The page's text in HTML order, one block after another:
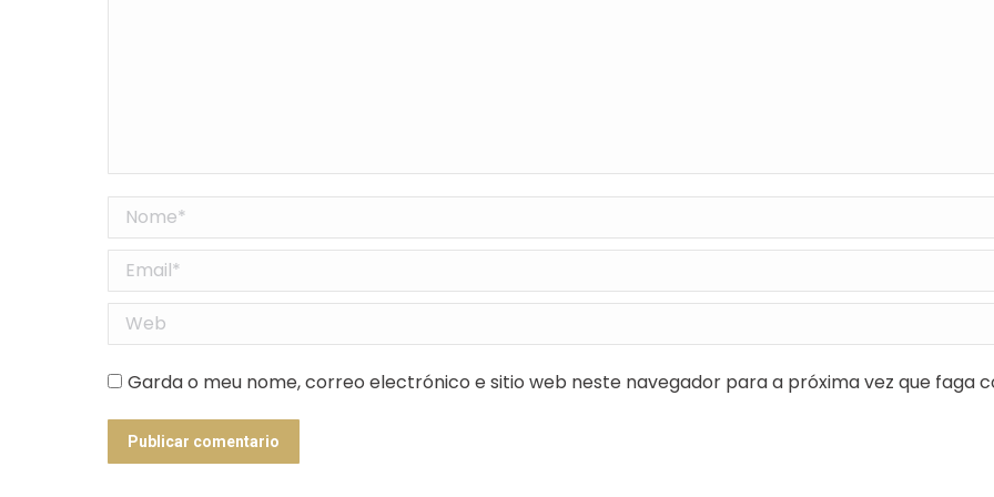
Nome *
Email *
Web
Garda o meu nome, correo electrónico e sitio web neste navegador para a próxima vez que faga
Publicar comentario